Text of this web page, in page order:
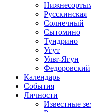
Русскинская
Солнечный
Сытомино
Тундрино
Угут
Ульт-Ягун
Федоровский
Календарь
События
Личности
Известные